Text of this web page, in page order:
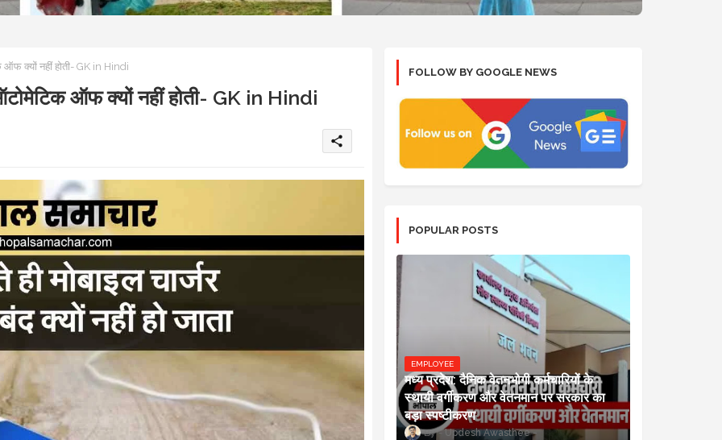
ऑफ क्यों नहीं होती- GK in Hindi
ऑटोमेटिक ऑफ क्यों नहीं होती- GK in Hindi
share
FOLLOW BY GOOGLE NEWS
POPULAR POSTS
EMPLOYEE
मध्य प्रदेश: दैनिक वेतनभोगी कर्मचारियों के
स्थायी वर्गीकरण और वेतनमान पर सरकार का
बड़ा स्पष्टीकरण
Updesh Awasthee